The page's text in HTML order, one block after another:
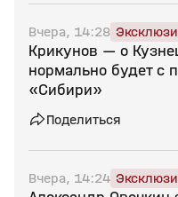
Вчера, 14:28
Крикунов — о
нормально будет с
«Сибири»
Поделиться
Вчера, 14:24